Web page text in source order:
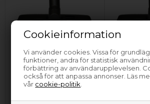
Cookieinformation
Vi använder cookies. Vissa för
funktioner, andra för statistisk
förbättring av användarupplevelsen.
också för att anpassa annonser. Läs
vår cookie-politik
Munstycke,
Electrolux industri
dammsugare - 32
mm
299,00 SEK
Electrolux